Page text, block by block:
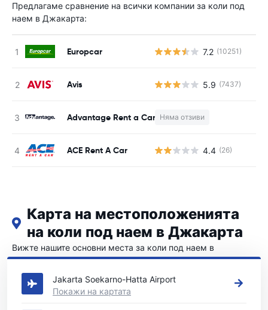
Предлагаме сравнение на всички компании за коли под
наем в Джакарта:
Europcar 7.2 (10251)
Avis 5.9 (7437)
Advantage Rent a Car Няма отзиви
ACE Rent A Car 4.4 (26)
Карта на местоположенията
на коли под наем в Джакарта
Вижте нашите основни места за коли под наем в
Джакарта
Jakarta Soekarno-Hatta Airport
Покажи на картата